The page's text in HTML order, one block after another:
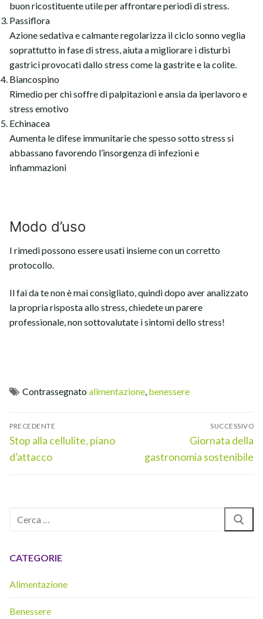
buon ricostituente utile per affrontare periodi di stress.
Passiflora
Azione sedativa e calmante regolarizza il ciclo sonno veglia
soprattutto in fase di stress, aiuta a migliorare i disturbi
gastrici provocati dallo stress come la gastrite e la colite.
Biancospino
Rimedio per chi soffre di palpitazioni e ansia da iperlavoro e
stress emotivo
Echinacea
Aumenta le difese immunitarie che spesso sotto stress si
abbassano favorendo l’insorgenza di infezioni e
infiammazioni
Modo d’uso
I rimedi possono essere usati insieme con un corretto
protocollo.
Il fai da te non è mai consigliato, quindi dopo aver analizzato
la propria risposta allo stress, chiedete un parere
professionale, non sottovalutate i sintomi dello stress!
Contrassegnatoalimentazione, benessere
Navigazione
articoli
PRECEDENTE
Articolo
precedente:
Stop alla cellulite, piano
d’attacco
SUCCESSIVO
Articolo
successivo:
Giornata della
gastronomia sostenibile
Cerca:
CATEGORIE
Alimentazione
Benessere